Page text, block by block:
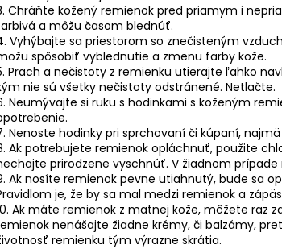
Chráňte kožený remienok pred priamym i
a môžu časom blednúť.
Vyhýbajte sa priestorom so znečisteným
spôsobiť vyblednutie a zmenu farby kože.
Prach a nečistoty z remienku utierajte ľahko
nie sú všetky nečistoty odstránené. Netlačte.
Neumývajte si ruku s hodinkami s koženým
Nenoste hodinky pri sprchovaní či kúpaní,
Ak potrebujete remienok opláchnuť, použite
prirodzene vyschnúť. V žiadnom
Ak nosíte remienok pevne utiahnutý, bude sa
je, že by sa mal medzi remienok a
Ak máte remienok z matnej kože, môžete raz
nenášajte žiadne krémy, či balzámy,
remienku tým výrazne skrátia.
KROKODÍLA E602/05